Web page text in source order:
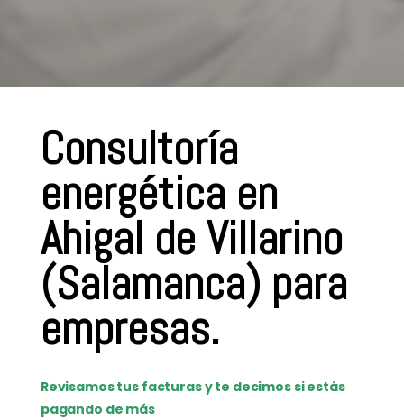
Consultoría
energética en
Ahigal de Villarino
(Salamanca) para
empresas.
Revisamos tus facturas y te decimos si estás
pagando de más